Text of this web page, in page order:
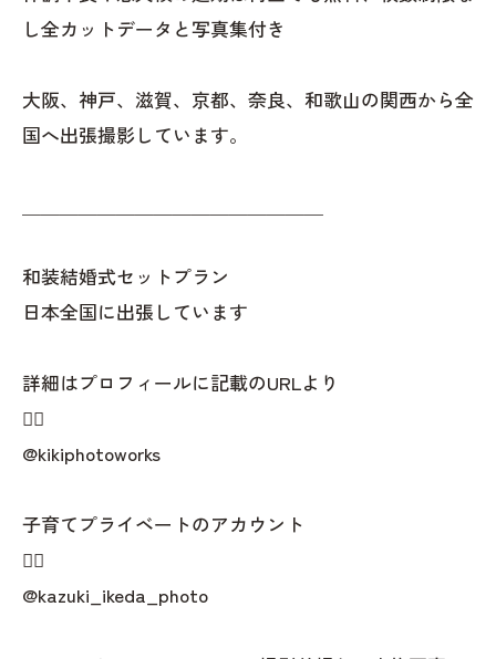
し全カットデータと写真集付き
大阪、神戸、滋賀、京都、奈良、和歌山の関西から全
国へ出張撮影しています。
和装結婚式セットプラン
日本全国に出張しています
詳細はプロフィールに記載のURLより
👇🏻
@kikiphotoworks
子育てプライベートのアカウント
👇🏻
@kazuki_ikeda_photo